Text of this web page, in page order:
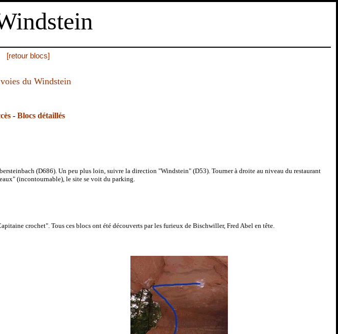
[retour blocs]
du Windstein
- Blocs détaillés
(D686). Un peu plus loin, suivre la direction "Windstein" (D53). Tourner à droite au niveau du restaurant
(incontournable), le site se voit du parking.
crochet". Tous ces blocs ont été découverts par les furieux de Bischwiller, Fred Abel en tête.